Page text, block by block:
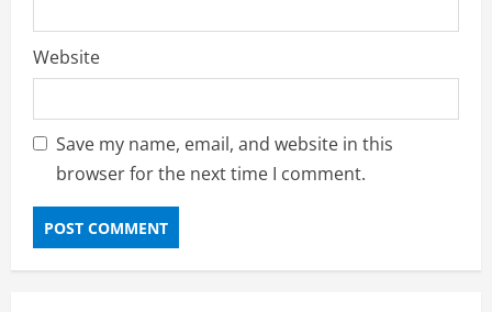
Website
Save my name, email, and website in this
browser for the next time I comment.